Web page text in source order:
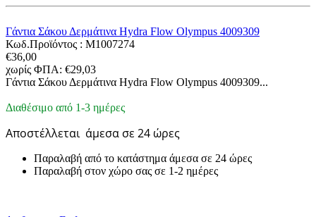
Γάντια Σάκου Δερμάτινα Hydra Flow Olympus 4009309
Κωδ.Προϊόντος : M1007274
€36,00
χωρίς ΦΠΑ: €29,03
Γάντια Σάκου Δερμάτινα Hydra Flow Olympus 4009309...
Διαθέσιμο από 1-3 ημέρες
Αποστέλλεται άμεσα σε 24 ώρες
Παραλαβή από το κατάστημα άμεσα σε 24 ώρες
Παραλαβή στον χώρο σας σε 1-2 ημέρες